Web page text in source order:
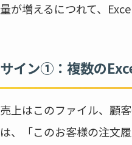
量が増えるにつれて、
サイン①：複数の
売上はこのファイル、顧
は、「このお客様の注文